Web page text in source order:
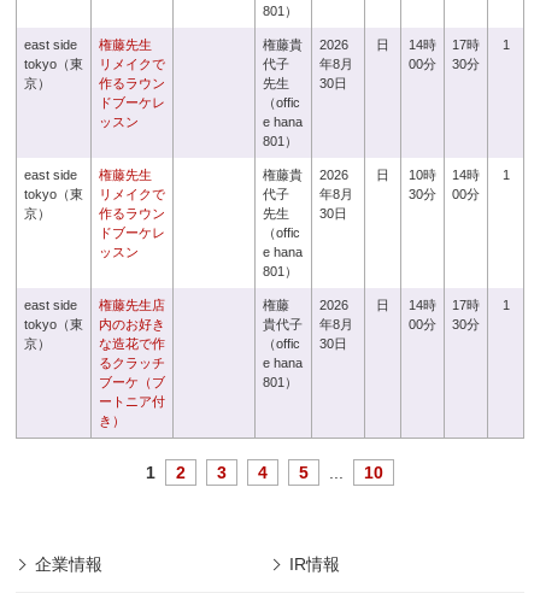
801）
east side
tokyo（東
京）
権藤先生
リメイクで
作るラウン
ドブーケレ
ッスン
権藤貴
代子
先生
（offic
e hana
801）
2026
年8月
30日
日
14時
00分
17時
30分
1
east side
tokyo（東
京）
権藤先生
リメイクで
作るラウン
ドブーケレ
ッスン
権藤貴
代子
先生
（offic
e hana
801）
2026
年8月
30日
日
10時
30分
14時
00分
1
east side
tokyo（東
京）
権藤先生店
内のお好き
な造花で作
るクラッチ
ブーケ（ブ
ートニア付
き）
権藤
貴代子
（offic
e hana
801）
2026
年8月
30日
日
14時
00分
17時
30分
1
1 2 3 4 5 10
企業情報 IR情報